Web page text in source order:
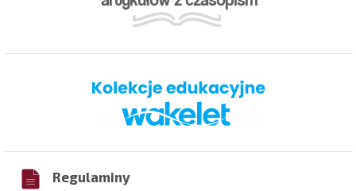
Regulaminy